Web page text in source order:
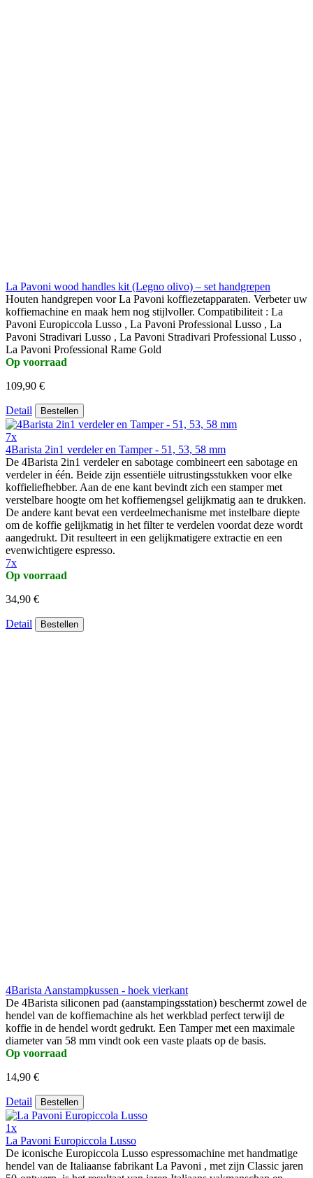
La Pavoni wood handles kit (Legno olivo) – set handgrepen
Houten handgrepen voor La Pavoni koffiezetapparaten. Verbeter uw
koffiemachine en maak hem nog stijlvoller. Compatibiliteit : La
Pavoni Europiccola Lusso , La Pavoni Professional Lusso , La
Pavoni Stradivari Lusso , La Pavoni Stradivari Professional Lusso ,
La Pavoni Professional Rame Gold
Op voorraad
109,90 €
Detail Bestellen
7x
4Barista 2in1 verdeler en Tamper - 51, 53, 58 mm
De 4Barista 2in1 verdeler en sabotage combineert een sabotage en
verdeler in één. Beide zijn essentiële uitrustingsstukken voor elke
koffieliefhebber. Aan de ene kant bevindt zich een stamper met
verstelbare hoogte om het koffiemengsel gelijkmatig aan te drukken.
De andere kant bevat een verdeelmechanisme met instelbare diepte
om de koffie gelijkmatig in het filter te verdelen voordat deze wordt
aangedrukt. Dit resulteert in een gelijkmatigere extractie en een
evenwichtigere espresso.
7x
Op voorraad
34,90 €
Detail Bestellen
4Barista Aanstampkussen - hoek vierkant
De 4Barista siliconen pad (aanstampingsstation) beschermt zowel de
hendel van de koffiemachine als het werkblad perfect terwijl de
koffie in de hendel wordt gedrukt. Een Tamper met een maximale
diameter van 58 mm vindt ook een vaste plaats op de basis.
Op voorraad
14,90 €
Detail Bestellen
1x
La Pavoni Europiccola Lusso
De iconische Europiccola Lusso espressomachine met handmatige
hendel van de Italiaanse fabrikant La Pavoni , met zijn Classic jaren